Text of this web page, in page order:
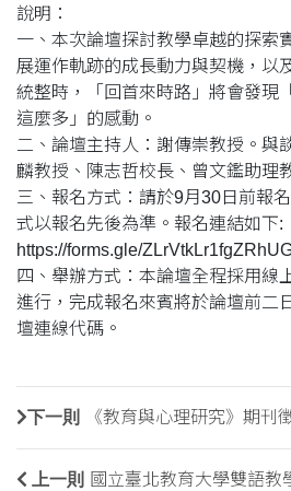
說明：
一、本次論壇探討教學卓越的探索
展運作軌跡的成長動力與契機，以
統整時，「回首來時路」將會發現
這麼多」的感動。
二、論壇主持人：謝傳崇教授。與
麟教授、陳志哲校長、曾文鑑助理
三、報名方式：請於9月30日前報
式以報名先後為準。報名連結如下:
https://forms.gle/
四、舉辦方式：本論壇全程採用線
進行，完成報名來賓將於論壇前二
壇連線代碼。
下一則 《教育與心理研究》期刊
上一則
國立臺北教育大學雙語教